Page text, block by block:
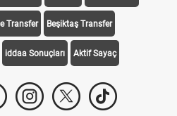
Transfer Beşiktaş Transfer
iddaa Sonuçları Aktif Sayaç